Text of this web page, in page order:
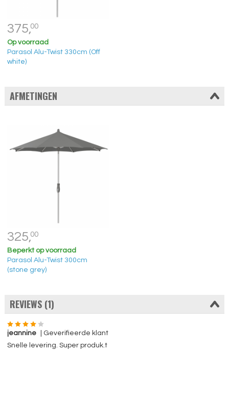
375,00
Op voorraad
Parasol Alu-Twist 330cm (Off
white)
AFMETINGEN
325,00
Beperkt op voorraad
Parasol Alu-Twist 300cm
(stone grey)
REVIEWS (1)
jeannine
| Geverifieerde klant
Snelle levering. Super produk.t